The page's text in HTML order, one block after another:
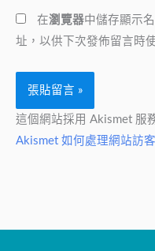
*
址
在瀏覽器中儲存顯示
址，以供下次發佈留言時
這個網站採用 Akismet 服
Akismet 如何處理網站訪